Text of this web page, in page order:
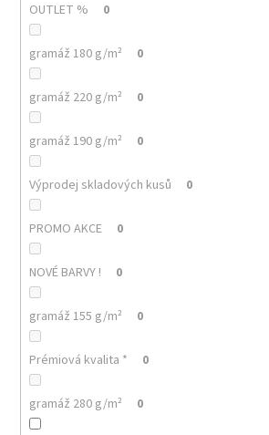
OUTLET % 0
gramáž 180 g/m² 0
gramáž 220 g/m² 0
gramáž 190 g/m² 0
Výprodej skladových kusů 0
PROMO AKCE 0
NOVÉ BARVY ! 0
gramáž 155 g/m² 0
Prémiová kvalita * 0
gramáž 280 g/m² 0
DÁMSKÉ
TRIČKO/
ŠATY,
VOLNÝ
STŘIH,
150
Kč